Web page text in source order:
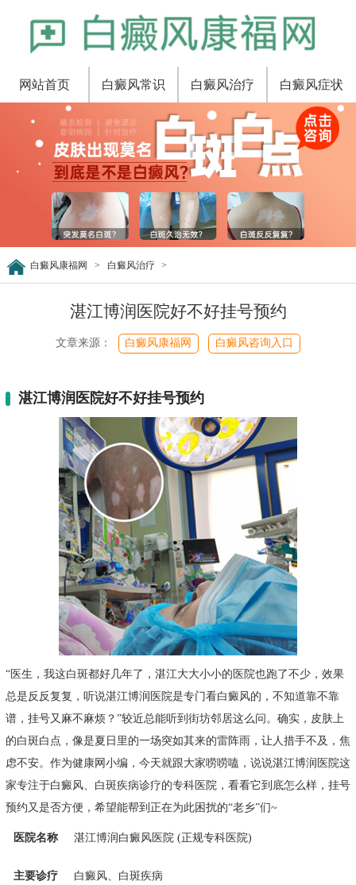
网站首页 白癜风常识 白癜风治疗 白癜风症状
白癜风康福网 > 白癜风治疗 >
湛江博润医院好不好挂号预约
文章来源： 白癜风康福网 白癜风咨询入口
湛江博润医院好不好挂号预约
“医生，我这白斑都好几年了，湛江大大小小的医院也跑了不少，效果
总是反反复复，听说湛江博润医院是专门看白癜风的，不知道靠不靠
谱，挂号又麻不麻烦？”较近总能听到街坊邻居这么问。确实，皮肤上
的白斑白点，像是夏日里的一场突如其来的雷阵雨，让人措手不及，焦
虑不安。作为健康网小编，今天就跟大家唠唠嗑，说说湛江博润医院这
家专注于白癜风、白斑疾病诊疗的专科医院，看看它到底怎么样，挂号
预约又是否方便，希望能帮到正在为此困扰的“老乡”们~
医院名称 湛江博润白癜风医院 (正规专科医院)
主要诊疗 白癜风、白斑疾病